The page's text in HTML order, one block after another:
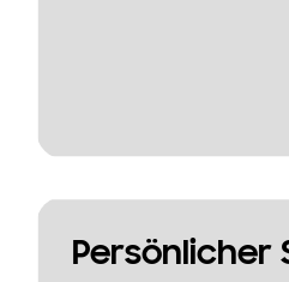
Persönlicher